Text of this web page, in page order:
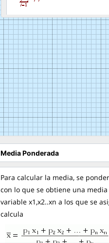
Para calcular la media, se
con lo que se obtiene una
variable x1,x2..xn a los que se
calcula